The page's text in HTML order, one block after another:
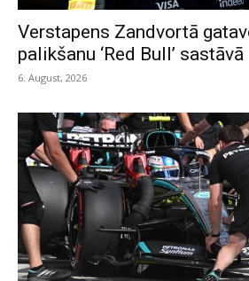
Verstapens Zandvortā
palikšanu ‘Red Bull’ sastāvā
6. August, 2026